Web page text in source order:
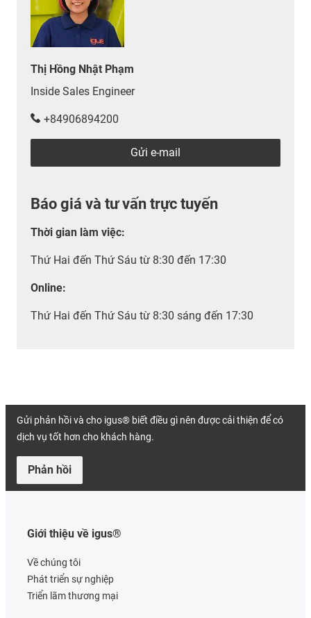
Thị Hồng Nhật Phạm
Inside Sales Engineer
+84906894200
Gửi e-mail
Báo giá và tư vấn trực tuyến
Thời gian làm việc:
Thứ Hai đến Thứ Sáu từ 8:30 đến 17:30
Online:
Thứ Hai đến Thứ Sáu từ 8:30 sáng đến 17:30
Gửi phản hồi và cho igus® biết điều gì nên được cải thiện để có
dịch vụ tốt hơn cho khách hàng.
Phản hồi
Giới thiệu về igus®
Về chúng tôi
Phát triển sự nghiệp
Triển lãm thương mại